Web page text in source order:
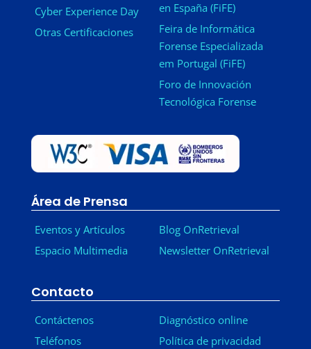
Cyber Experience Day
Otras Certificaciones
en España (FiFE)
Feira de Informática
Forense Especializada
em Portugal (FiFE)
Foro de Innovación
Tecnológica Forense
Área de Prensa
Eventos y Artículos
Espacio Multimedia
Blog OnRetrieval
Newsletter OnRetrieval
Contacto
Contáctenos
Teléfonos
Diagnóstico online
Política de privacidad